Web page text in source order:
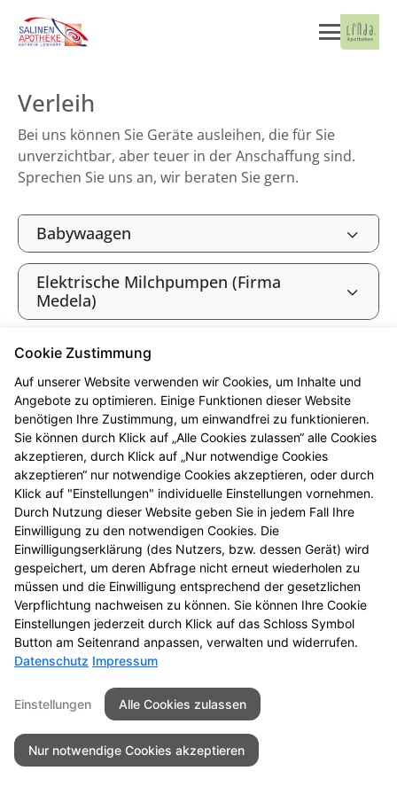
Verleih
Bei uns können Sie Geräte ausleihen, die für Sie
unverzichtbar, aber teuer in der Anschaffung sind.
Sprechen Sie uns an, wir beraten Sie gern.
Babywaagen
Elektrische Milchpumpen (Firma
Medela)
Inhalationsgeräte
Kontakt Impressum
Datenschutz
Barrierefreiheit
© 2026 Salinen Apotheke
Cookie Zustimmung
Auf unserer Website verwenden wir Cookies, um Inhalte und
Angebote zu optimieren. Einige Funktionen dieser Website
benötigen Ihre Zustimmung, um einwandfrei zu funktionieren.
Sie können durch Klick auf „Alle Cookies zulassen“ alle Cookies
akzeptieren, durch Klick auf „Nur notwendige Cookies
akzeptieren“ nur notwendige Cookies akzeptieren, oder durch
Klick auf "Einstellungen" individuelle Einstellungen vornehmen.
Durch Nutzung dieser Website geben Sie in jedem Fall Ihre
Einwilligung zu den notwendigen Cookies. Die
Einwilligungserklärung (des Nutzers, bzw. dessen Gerät) wird
gespeichert, um deren Abfrage nicht erneut wiederholen zu
müssen und die Einwilligung entsprechend der gesetzlichen
Verpflichtung nachweisen zu können. Sie können Ihre Cookie
Einstellungen jederzeit durch Klick auf das Schloss Symbol
Button am Seitenrand anpassen, verwalten und widerrufen.
Datenschutz Impressum
Einstellungen Alle Cookies zulassen
Nur notwendige Cookies akzeptieren